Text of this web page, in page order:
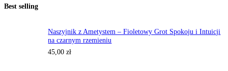
Best selling
Naszyjnik z Ametystem – Fioletowy Grot Spokoju i Intuicji
na czarnym rzemieniu
45,00zł